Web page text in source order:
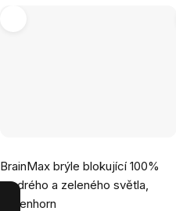
BrainMax brýle blokující 100%
modrého a zeleného světla,
Greenhorn
hodnocení
produktu